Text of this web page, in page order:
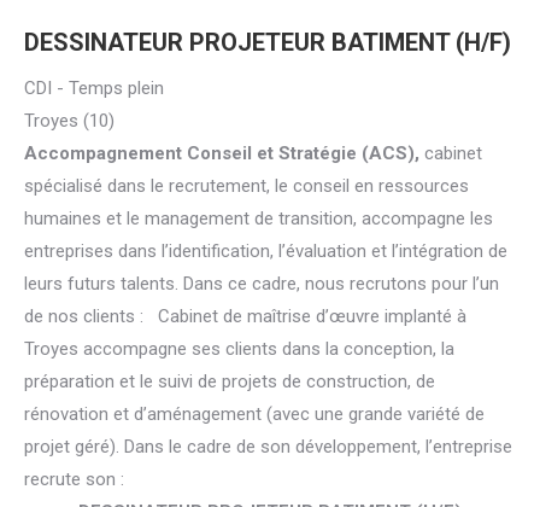
DESSINATEUR PROJETEUR BATIMENT (H/F)
CDI - Temps plein
Troyes (10)
Accompagnement Conseil et Stratégie (ACS), cabinet
spécialisé dans le recrutement, le conseil en ressources
humaines et le management de transition, accompagne les
entreprises dans l’identification, l’évaluation et l’intégration de
leurs futurs talents. Dans ce cadre, nous recrutons pour l’un
de nos clients : Cabinet de maîtrise d’œuvre implanté à
Troyes accompagne ses clients dans la conception, la
préparation et le suivi de projets de construction, de
rénovation et d’aménagement (avec une grande variété de
projet géré). Dans le cadre de son développement, l’entreprise
recrute son :